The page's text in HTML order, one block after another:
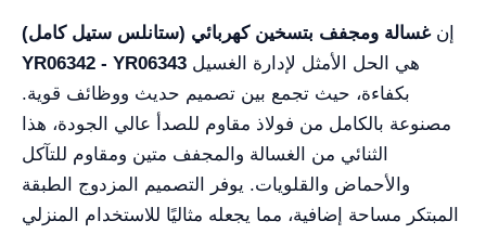
إنغسالة ومجفف بتسخين كهربائي (ستانلس ستيل كامل)
YR06342 - YR06343
بكفاءة، حيث تجمع بين تصميم حديث ووظائف قوية.
مصنوعة بالكامل من فولاذ مقاوم للصدأ عالي الجودة، هذا
الثنائي من الغسالة والمجفف متين ومقاوم للتآكل
والأحماض والقلويات. يوفر التصميم المزدوج الطبقة
المبتكر مساحة إضافية، مما يجعله مثاليًا للاستخدام المنزلي